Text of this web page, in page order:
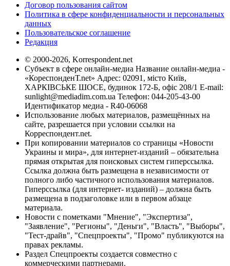
Договор пользования сайтом
Политика в сфере конфиденциальности и персональных
данных
Пользовательское соглашение
Редакция
© 2000-2026, Korrespondent.net
Субъект в сфере онлайн-медиа Название онлайн-медиа -
«КореспонденТ.net» Адрес: 02091, місто Київ,
ХАРКІВСЬКЕ ШОСЕ, будинок 172-Б, офіс 208/1 E-mail:
sunlight@mediadim.com.ua Телефон: 044-205-43-00
Идентификатор медиа - R40-06068
Использование любых материалов, размещённых на
сайте, разрешается при условии ссылки на
Корреспондент.net.
При копировании материалов со страницы «Новости
Украины и мира», для интернет-изданий – обязательна
прямая открытая для поисковых систем гиперссылка.
Ссылка должна быть размещена в независимости от
полного либо частичного использования материалов.
Гиперссылка (для интернет- изданий) – должна быть
размещена в подзаголовке или в первом абзаце
материала.
Новости с пометками "Мнение", "Экспертиза",
"Заявление", "Регионы", "Деньги", "Власть", "Выборы",
"Тест-драйв", "Спецпроекты", "Промо" публикуются на
правах рекламы.
Раздел Спецпроекты создается совместно с
коммерческими партнерами.